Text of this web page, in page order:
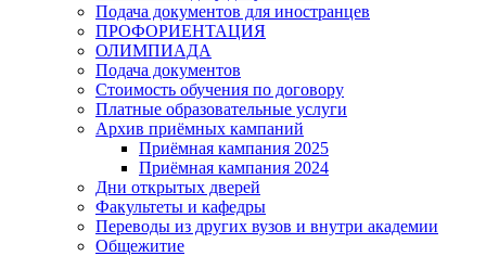
Подача документов для иностранцев
ПРОФОРИЕНТАЦИЯ
ОЛИМПИАДА
Подача документов
Стоимость обучения по договору
Платные образовательные услуги
Архив приёмных кампаний
Приёмная кампания 2025
Приёмная кампания 2024
Дни открытых дверей
Факультеты и кафедры
Переводы из других вузов и внутри академии
Общежитие